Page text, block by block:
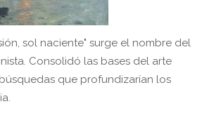
sol naciente" surge el nombre del
Consolidó las bases del arte
que profundizarían los